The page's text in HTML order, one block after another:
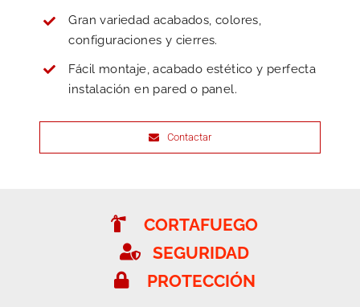
Gran variedad acabados, colores,
configuraciones y cierres.
Fácil montaje, acabado estético y perfecta
instalación en pared o panel.
Contactar
CORTAFUEGO
SEGURIDAD
PROTECCIÓN